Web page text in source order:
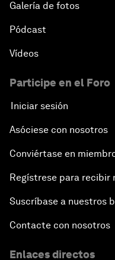
Galería de fotos
Pódcast
Vídeos
Participe en el Foro
Iniciar sesión
Asóciese con nosotros
Conviértase en
Regístrese para recibir
Suscríbase a nuestros
Contacte con nosotros
Enlaces directos